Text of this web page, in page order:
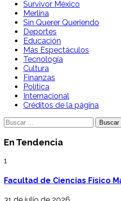
Survivor México
Merlina
Sin Querer Queriendo
Deportes
Educación
Más Espectáculos
Tecnología
Cultura
Finanzas
Política
Internacional
Créditos de la página
Buscar:
En Tendencia
1
Facultad de Ciencias Físico